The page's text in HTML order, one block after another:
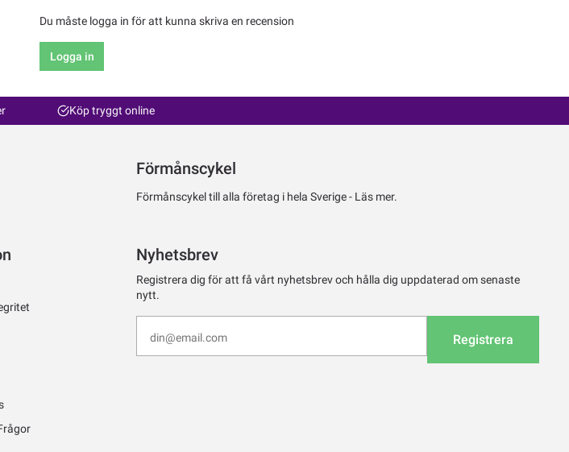
Du måste logga in för att kunna skriva en recension
Logga in
Köp tryggt online
Förmånscykel
Förmånscykel till alla företag i hela Sverige - Läs mer.
Nyhetsbrev
Registrera dig för att få vårt nyhetsbrev och hålla dig uppdaterad om senaste
nytt.
Registrera